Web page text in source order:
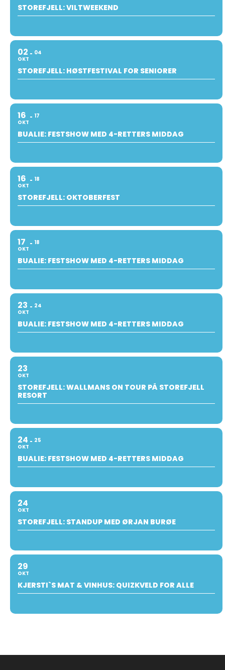
STOREFJELL: VILTWEEKEND
02
OKT
04
STOREFJELL: HØSTFESTIVAL FOR SENIORER
16
OKT
17
BUALIE: FESTSHOW MED 4-RETTERS MIDDAG
16
OKT
18
STOREFJELL: OKTOBERFEST
17
OKT
18
BUALIE: FESTSHOW MED 4-RETTERS MIDDAG
23
OKT
24
BUALIE: FESTSHOW MED 4-RETTERS MIDDAG
23
OKT
STOREFJELL: WALLMANS ON TOUR PÅ STOREFJELL
RESORT
24
OKT
25
BUALIE: FESTSHOW MED 4-RETTERS MIDDAG
24
OKT
STOREFJELL: STANDUP MED ØRJAN BURØE
29
OKT
KJERSTI`S MAT & VINHUS: QUIZKVELD FOR ALLE